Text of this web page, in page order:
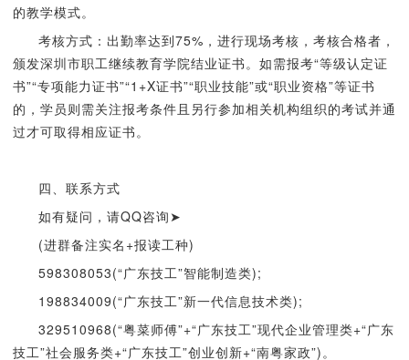
的教学模式。
考核方式：出勤率达到75%，进行现场考核，考核合格者，
颁发深圳市职工继续教育学院结业证书。如需报考“等级认定证
书”“专项能力证书”“1+X证书”“职业技能”或“职业资格”等证书
的，学员则需关注报考条件且另行参加相关机构组织的考试并通
过才可取得相应证书。
四、联系方式
如有疑问，请QQ咨询➤
(进群备注实名+报读工种)
598308053(“广东技工”智能制造类);
198834009(“广东技工”新一代信息技术类);
329510968(“粤菜师傅”+“广东技工”现代企业管理类+“广东
技工”社会服务类+“广东技工”创业创新+“南粤家政”)。